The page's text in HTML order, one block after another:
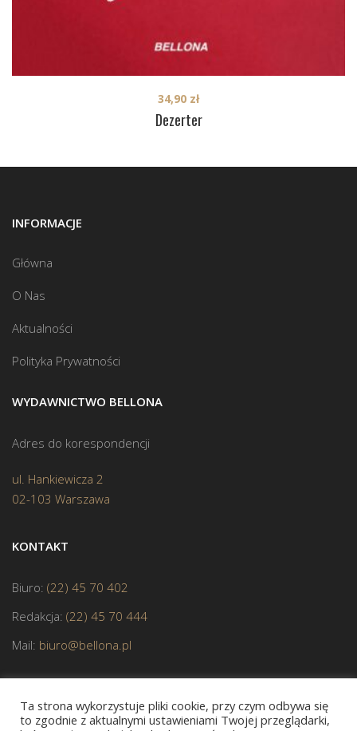
Dezerter
34,90 zł
INFORMACJE
Główna
O Nas
Aktualności
Polityka Prywatności
WYDAWNICTWO BELLONA
Adres do korespondencji
ul. Hankiewicza 2
02-103 Warszawa
KONTAKT
Biuro: (22) 45 70 402
Redakcja: (22) 45 70 444
Mail: biuro@bellona.pl
Ta strona wykorzystuje pliki cookie, przy czym odbywa się
to zgodnie z aktualnymi ustawieniami Twojej przeglądarki,